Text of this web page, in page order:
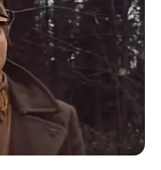
μανία της
Μητσοτάκη
αυτού που έβγαλε
αλήθεια...